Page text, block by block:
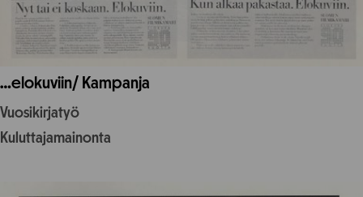
…elokuviin/ Kampanja
Vuosikirjatyö
Kuluttajamainonta